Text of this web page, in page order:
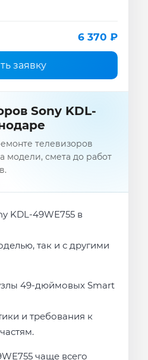
6 370 ₽
заявку
Sony KDL-
телевизоров
модели, смета до работ
KDL-49WE755 в
так и с другими
49-дюймовых Smart
и требования к
чаще всего